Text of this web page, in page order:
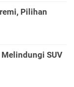
Pilihan
SUV